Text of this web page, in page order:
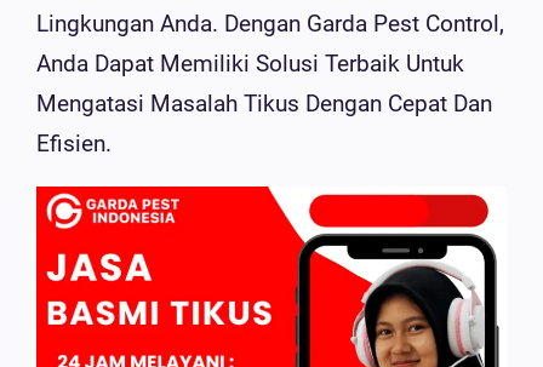
Lingkungan Anda. Dengan Garda Pest Control,
Anda Dapat Memiliki Solusi Terbaik Untuk
Mengatasi Masalah Tikus Dengan Cepat Dan
Efisien.